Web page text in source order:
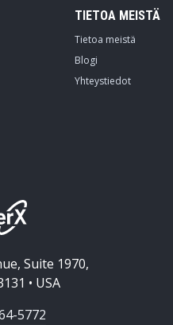
TIETOA MEISTÄ
Tietoa meistä
Blogi
Yhteystiedot
Suite 1970,
• USA
5772